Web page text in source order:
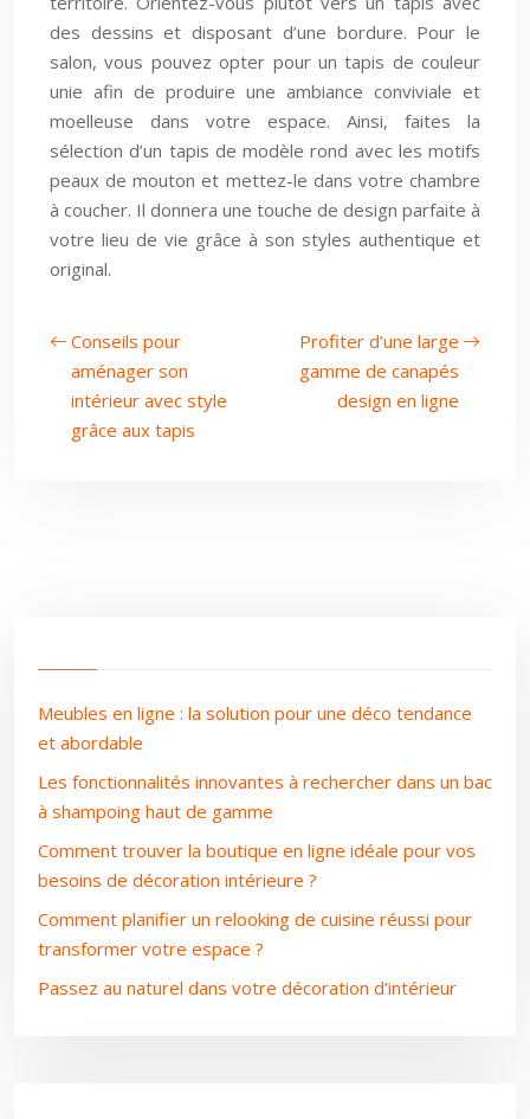
des dessins et disposant d’une bordure. Pour le
salon, vous pouvez opter pour un tapis de couleur
unie afin de produire une ambiance conviviale et
moelleuse dans votre espace. Ainsi, faites la
sélection d’un tapis de modèle rond avec les motifs
peaux de mouton et mettez-le dans votre chambre
à coucher. Il donnera une touche de design parfaite à
votre lieu de vie grâce à son styles authentique et
original.
Conseils pour
aménager son
intérieur avec style
grâce aux tapis
Profiter d’une large
gamme de canapés
design en ligne
Meubles en ligne : la solution pour une déco tendance
et abordable
Les fonctionnalités innovantes à rechercher dans un bac
à shampoing haut de gamme
Comment trouver la boutique en ligne idéale pour vos
besoins de décoration intérieure ?
Comment planifier un relooking de cuisine réussi pour
transformer votre espace ?
Passez au naturel dans votre décoration d’intérieur